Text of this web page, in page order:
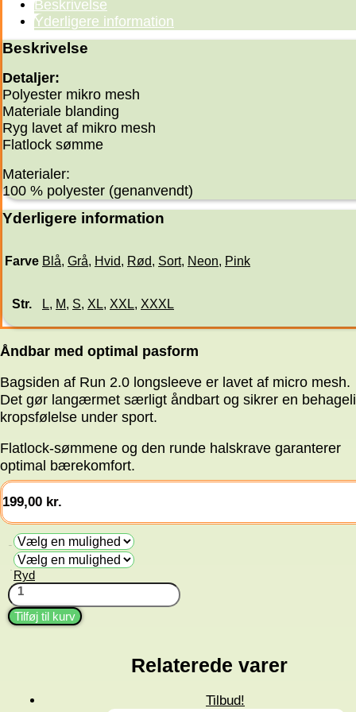
Beskrivelse
Yderligere information
Beskrivelse
Detaljer:
Polyester mikro mesh
Materiale blanding
Ryg lavet af mikro mesh
Flatlock sømme
Materialer:
100 % polyester (genanvendt)
Yderligere information
Farve Blå, Grå, Hvid, Rød, Sort, Neon, Pink
Str. L, M, S, XL, XXL, XXXL
Åndbar med optimal pasform
Bagsiden af Run 2.0 longsleeve er lavet af micro mesh.
Det gør langærmet særligt åndbart og sikrer en
kropsfølelse under sport.
Flatlock-sømmene og den runde halskrave garanterer
optimal bærekomfort.
199,00 kr.
Ryd
Longsleeve
Run
2.0
(Herre)
Tilføj til kurv
Relaterede varer
Tilbud!